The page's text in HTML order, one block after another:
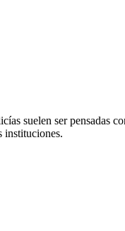
suelen ser pensadas
instituciones.